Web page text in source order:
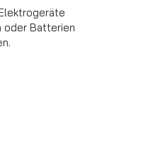
oder Batterien